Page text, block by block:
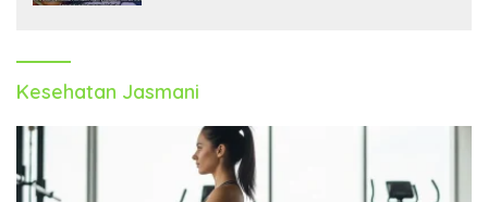
Kesehatan Jasmani